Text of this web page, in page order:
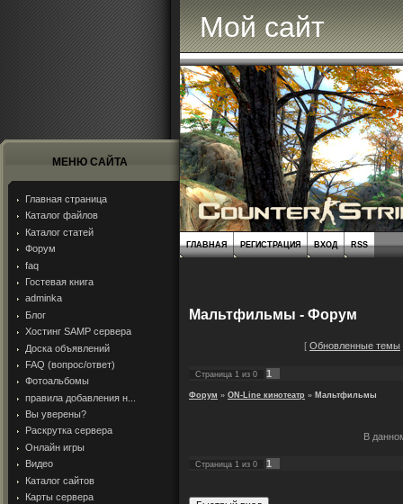
МЕНЮ САЙТА
Главная страница
Каталог файлов
Каталог статей
Форум
faq
Гостевая книга
adminka
Блог
Хостинг SAMP сервера
Доска объявлений
FAQ (вопрос/ответ)
Фотоальбомы
правила добавления н...
Вы уверены?
Раскрутка сервера
Онлайн игры
Видео
Каталог сайтов
Карты сервера
Мой сайт
ГЛАВНАЯ РЕГИСТРАЦИЯ ВХОД RSS
Мальтфильмы - Форум
[ Обновленные темы
Страница 1 из 0 1
Форум » ON-Line кинотеатр » Мальтфильмы
В
Страница 1 из 0 1